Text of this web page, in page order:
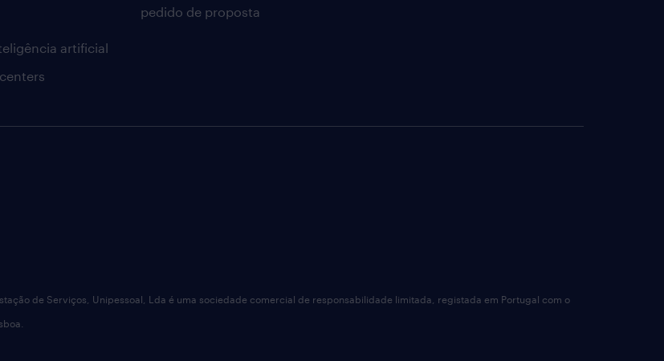
artificial
pedido de proposta
de Serviços, Unipessoal, Lda é uma sociedade comercial de responsabilidade limitada, registada em Portugal com o